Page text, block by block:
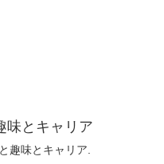
味とキャリア
趣味とキャリア.